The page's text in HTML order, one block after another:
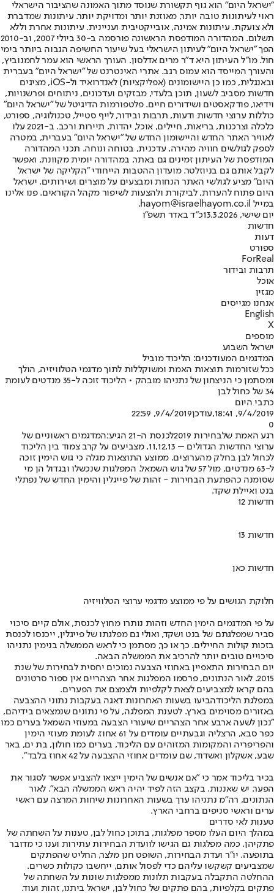
"ישראל היום" הוא גוף תקשורת שנוסד מתוך האמונה שהציבור הישראלי
ראוי לעיתונות טובה יותר, מאוזנת יותר ומדויקת יותר. עיתונות שמדברת
ולא צועקת. עיתונות אמינה, אובייקטיבית ועניינית. עיתונות אחרת וללא
תשלום. המהדורה המודפסת הראשונה פורסמה ב-30 ביולי 2007, וב-2010
הפך "ישראל היום" לעיתון הישראלי בעל שיעור החשיפה הגבוה ביותר בימי
חול. מו"ל העיתון היא ד"ר מרים אדלסון. העורך הראשי הוא עמר לחמנוביץ,
והעורך המייסד הוא עמוס רגב. אתרי האינטרנט של "ישראל היום" בעברית
ובאנגלית, כמו כן היישומונים (אפליקציות) לאנדרואיד ול-iOS, מציגים
חדשות מסביב לשעון, תוכן בלעדי, מבזקים ועדכונים, ניתוחים ופרשנויות,
וידיאו, פודקאסטים ושידורים חיים. פלטפורמות הדיגיטל של "ישראל היום"
כוללות ערוצי חדשות ודעות, תרבות ובידור, לייף סטייל, טכנולוגיה, ספורט,
כלכלה וצרכנות, בריאות, חיילים, אוכל, יהדות, תיירות ורכב. ב-2021 עלו
לאוויר האתר החדש והיישומון החדש של "ישראל היום" בעברית, במטרה
לספק לגולשים חוויה מהירה, עדכנית, בטוחה ונוחה. תכני המהדורה
המודפסת של העיתון זמינים גם באתר, במהדורה יומית מקוונת, ואפשר
לקבל אותם גם בניוזלטר. מועדון ההטבות הייחודי "הקליקה של ישראל
היום" מציע לגולשי האתר הנחות ומבצעים על מוצרים ושירותים. ישראל
היום פתוח להערות, לביקורת ולהצעות לשיפור מקהל הקוראים. פנו אלינו
במייל hayom@israelhayom.co.il.
יום שישי, 13.3.2026
כ"ד באדר תשפ"ו
חדשות
דעות
ספורט
ForReal
תרבות ובידור
אוכל
מגזין
אנחנו מגייסים
English
X
מוספים
ישראל השבוע
המדגמים המעודכנים: הליכוד מוביל
ככל שזורמות תוצאות האמת ומשוקללות לתוך מדגמי הטלוויזיה, הולך
ומסתמן כי הניצחון של נתניהו מובהק • הליכוד זוכה ל-35 מנדטים לעומת
34 של כחול לבן
כתבי היום
9/4/2019, 18:41
,עודכן9/4/2019, 22:59
0
רגע האמת שלבחירות 2019 לכנסת ה-21 הגיע:
המדגמים ראשוניים של
ערוצי החדשות הגדולים – 11,12,13, מצביעים על קרב צמוד בין הליכוד
לכחול לבן בחלק מהערוצים. ממוצע התוצאות מגלה כי גוש הימין זוכה
ל-63 מנדטים, מול 57 של גוש השמאל. המפלגות שנכשלו ובגדול הן מי
שסומנה כהפתעת הבחירות - זהות של פייגלין והימין החדש של נפתלי
בנט ואיילת שקד.
חדשות 12
חדשות 13
חדשות כאן
חלוקת הגושים על פי ממוצע מדגמי ערוצי הטלוויזיה
על פי המדגמים הימין החדש וזהות נותרו מחוץ לכנסת, אולם קיים סיכוי
סביר שמפלגתם של בנט ושקד, ואולי גם מפלגתו של פייגלין, ייכנסו לכנסת
בזכות קולות החיילים. כך או כך, מסתמן כי לראש הממשלה בנימין נתניהו
סיכויים טובים יותר להרכיב את הממשלה הבאה.
יום הבחירות התאפיין באחוזי הצבעה נמוכים יחסית לבחירות של שנת
2015. לאור הנתונים, פרסמו המפלגות אחר הצהריים אין ספור סרטונים
בהם קראו למצביעים לצאת לקלפיות ולצמצם את הפערים.
במפלגת הליכודהביעו בשעות האחרונות דאגה בעקבות נתוני ההצבעה
באזורים מסוימים בארץ. לטענת המפלגה, על פי נתונים שנמצאים בידיהם,
"נכון לשעה ארבע אחר הצהריים שיעורי הצבעה במעוזי השמאל בערים כמו
כפר סבא, הרצליה וגבעתיים עומדים על 61 אחוז. לעומת מעוזי הימין
והפריפריה והמקומות המזוהים עם הליכוד, בערים כמו חולון, בת ים, באר
שבע, אשקלון ואשדוד, שם עומדים אחוזי ההצבעה על 42 אחוז בלבד".
בכיר בליכוד אמר כי "אם אנשים של הימין ייצאו להצביע אפשר לסגור את
הפער. יש שאננות. בקצב הזה לפיד יהיה ראש הממשלה הבא". לאור
הנתונים, רה"מ נתניהו ערך בשעות האחרונות שיחות המרצה עם ראשי
ערים וראשי סניפים ברחבי הארץ.
טענות לאי סדרים
במהלך היום העלו מספר מפלגות, בתוכן כחול לבן, טענות על השחתה של
פתקיהן. כמה מפלגות גם הגישו לוועדת הבחירות עתירות וענו כי מדובר
בתופעה. יו"ר ועדת הבחירות, השופט חנן מלצר, החליט שהפתקים
שמצביעים קשקשו עליהם כדי לפסול אותם, ייחשבו כקולות כשרים.
ההחלטה התקבלה בעקבות תלונות ממפלגות שונות על השחתה של
פתקים בקלפיות, בהם פתקים של כחול לבן, ישראל ביתנו, זהות ועוד.